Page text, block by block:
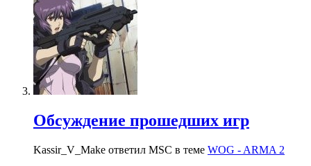
Обсуждение прошедших игр
Kassir_V_Make ответил MSC в теме WOG - ARMA 2